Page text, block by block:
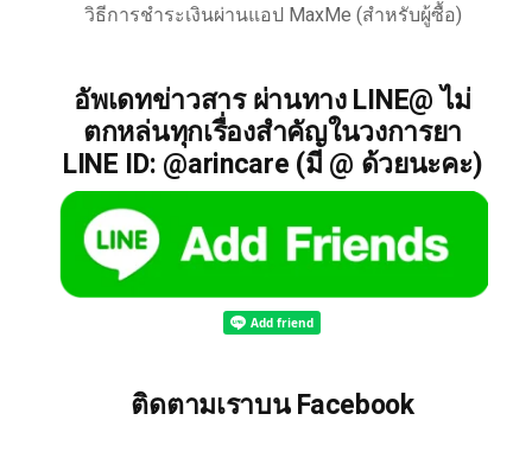
วิธีการชำระเงินผ่านแอป MaxMe (สำหรับผู้ซื้อ)
อัพเดทข่าวสาร ผ่านทาง LINE@ ไม่
ตกหล่นทุกเรื่องสำคัญในวงการยา
LINE ID: @arincare (มี @ ด้วยนะคะ)
ติดตามเราบน Facebook